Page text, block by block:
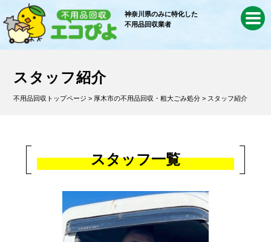
神奈川県のみに特化した
不用品回収業者
スタッフ紹介
不用品回収トップページ > 厚木市の不用品回収・粗大ごみ処分 > スタッフ紹介
スタッフ一覧